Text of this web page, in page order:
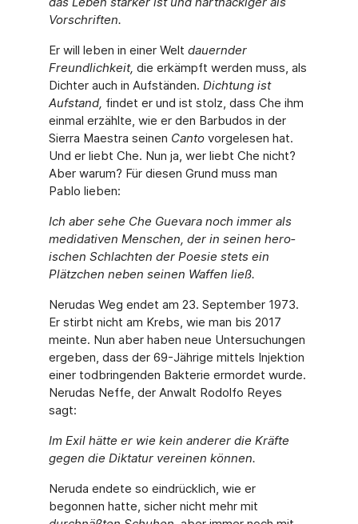
Vorschriften.
Er will leben in einer Welt dauernder
Freundlichkeit, die erkämpft werden muss, als
Dichter auch in Aufständen. Dichtung ist
Aufstand, findet er und ist stolz, dass Che ihm
einmal er­zählte, wie er den Barbudos in der
Sierra Maestra seinen Cantovorgelesen hat.
Und er liebt Che. Nun ja, wer liebt Che nicht?
Aber warum? Für diesen Grund muss man
Pablo lieben:
Ich aber sehe Che Guevara noch immer als
medidativen Menschen, der in seinen hero­
ischen Schlachten der Poesie stets ein
Plätzchen neben seinen Waffen ließ.
Nerudas Weg endet am 23. September 1973.
Er stirbt nicht am Krebs, wie man bis 2017
meinte. Nun aber haben neue Untersuchungen
ergeben, dass der 69-Jährige mittels Injektion
einer todbringenden Bakterie ermordet wurde.
Nerudas Neffe, der Anwalt Rodolfo Reyes
sagt:
Im Exil hätte er wie kein anderer die Kräfte
gegen die Diktatur vereinen können.
Neruda endete so eindrücklich, wie er
begonnen hatte, sicher nicht mehr mit